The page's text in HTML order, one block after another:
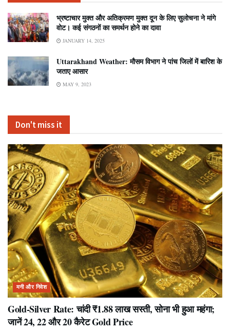
भ्रष्टाचार मुक्त और अतिक्रमण मुक्त दून के लिए सुलोचना ने मांगे
वोट। कई संगठनों का समर्थन होने का दावा
JANUARY 14, 2025
Uttarakhand Weather: मौसम विभाग ने पांच जिलों में बारिश के
जताए आसार
MAY 9, 2023
Don't miss it
मनी और निवेश
Gold-Silver Rate: चांदी ₹1.88 लाख सस्ती, सोना भी हुआ महंगा;
जानें 24, 22 और 20 कैरेट Gold Price